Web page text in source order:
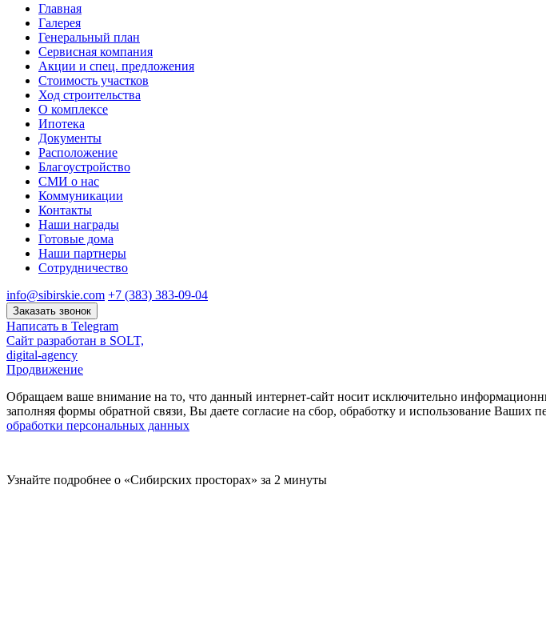
Главная
Галерея
Генеральный план
Сервисная компания
Акции и спец. предложения
Стоимость участков
Ход строительства
О комплексе
Ипотека
Документы
Расположение
Благоустройство
СМИ о нас
Коммуникации
Контакты
Наши награды
Готовые дома
Наши партнеры
Сотрудничество
info@sibirskie.com +7 (383) 383-09-04
Заказать звонок
Написать в Telegram
Сайт разработан в SOLT,
digital-agency
Продвижение
Обращаем ваше внимание на то, что данный интернет-сайт носит исключительно
заполняя формы обратной связи, Вы даете согласие на сбор, обработку и использование Ваших
обработки персональных данных
Узнайте подробнее о «Сибирских просторах» за 2 минуты